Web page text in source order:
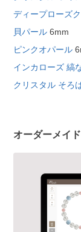
ディープローズ
貝パール 6mm
ピンクオパール
インカローズ 縞
クリスタル そろ
オーダーメイド